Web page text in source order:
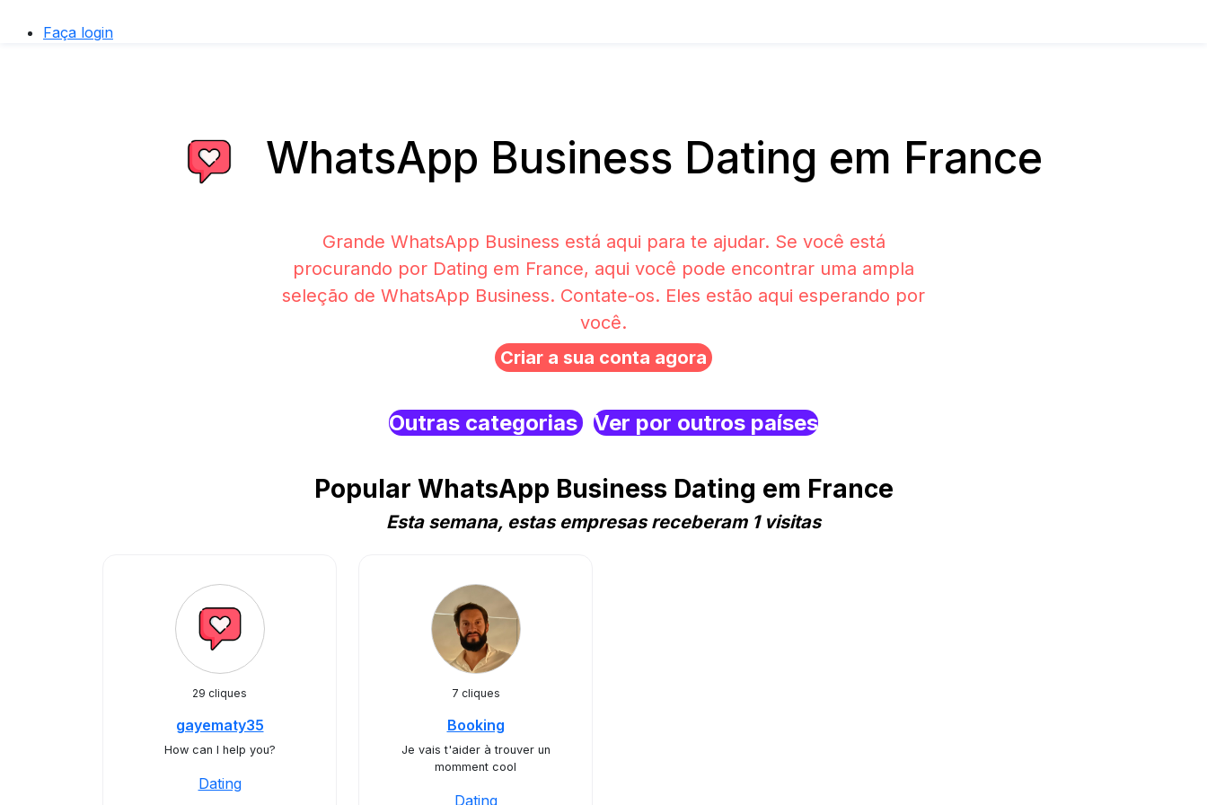
Faça login
WhatsApp Business Dating em France
Grande WhatsApp Business está aqui para te ajudar. Se você está
procurando por Dating em France, aqui você pode encontrar uma ampla
seleção de WhatsApp Business. Contate-os. Eles estão aqui esperando por
você.
Criar a sua conta agora
Outras categorias Ver por outros países
Popular WhatsApp Business Dating em France
Esta semana, estas empresas receberam 1 visitas
29 cliques
gayematy35
How can I help you?
Dating
7 cliques
Booking
Je vais t'aider à trouver un
momment cool
Dating